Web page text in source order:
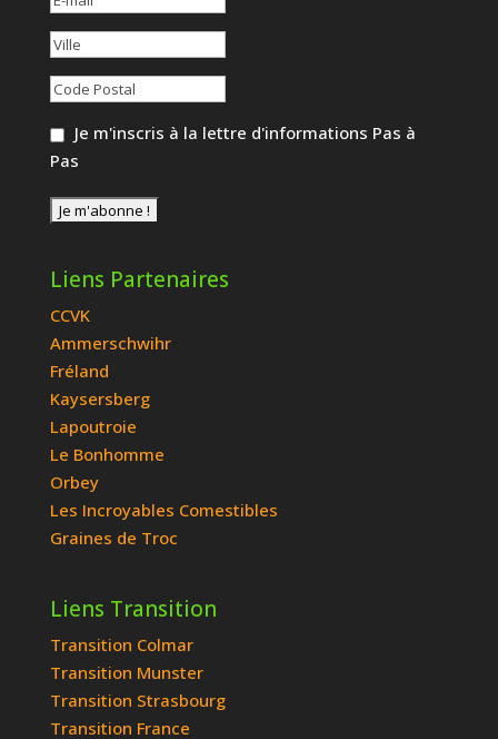
Je m'inscris à la lettre d'informations Pas à
Pas
Liens Partenaires
CCVK
Ammerschwihr
Fréland
Kaysersberg
Lapoutroie
Le Bonhomme
Orbey
Les Incroyables Comestibles
Graines de Troc
Liens Transition
Transition Colmar
Transition Munster
Transition Strasbourg
Transition France